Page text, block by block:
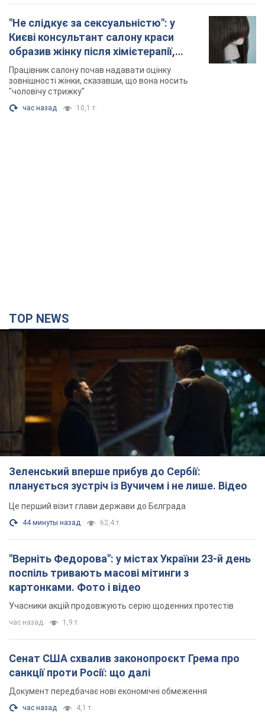
"Не слідкує за сексуальністю": у
Києві консультант салону краси
образив жінку після хімієтерапії,
розгорівся скандал. Фото
Працівник салону почав надавати оцінку
зовнішності жінки, сказавши, що вона носить
"чоловічу стрижку"
час назад 10,1 т.
TOP NEWS
Зеленський вперше прибув до Сербії:
планується зустріч із Вучичем і не лише. Відео
Це перший візит глави держави до Бєлграда
44 минуты назад 62,4 т.
"Верніть Федорова": у містах України 23-й день
поспіль тривають масові мітинги з
картонками. Фото і відео
Учасники акцій продовжують серію щоденних протестів
час назад 1,9 т.
Сенат США схвалив законопроєкт Грема про
санкції проти Росії: що далі
Документ передбачає нові економічні обмеження
час назад 4,1 т.